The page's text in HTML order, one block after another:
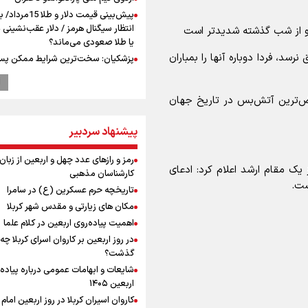
فردا دوباره آنها را بمباران
آتش‌بس در تاریخ جهان
مقام ارشد اعلام کرد: ادعای
پیش‌بینی قیمت دلار و
انتظار سیگنال هرمز / دلار
یا طلا صعودی می‌ماند؟
پزشکیان: سخت‌ترین شرایط ممکن
انقلاب را تجربه میکنیم/ اگر تا امروز
بخاطر همه‌ مردم نجیب ایران بوده
راویان عشق در مرز مهران؛ روایت
رسانه‌ای اربعین از قاب دوربین
ایلامی
ترس نتانیاهو از ترور
وزیر خارجه مصر: رژیم اسراییل بدون
حقوق مشروع مردم فلسطین امنیت
داشت
مستمری مددجویان کفاف زندگی را
/ حمایت از ۱۹هزار زن‌ سرپرست خانوار
فیدان: حماس به تعهدات خود عمل
اسرائیل برنامه‌ای برای صلح ندارد
نشست وزیران خارجه مصر، ترکیه،
پیشنهاد سردبیر
رمز و رازهای عدد چهل و اربعین از زبان
کارشناسان مذهبی
تاریخچه حرم عسکرین (ع) در سامرا
مکان های زیارتی و مقدس شهر کربلا
اهمیت پیاده‌روی اربعین در کلام علما
در روز اربعین بر کاروان اسرای کربلا چه
گذشت؟
شایعات و ابهامات عمومی درباره
اربعین ۱۴۰۵
کاروان اسیران کربلا در روز اربعین